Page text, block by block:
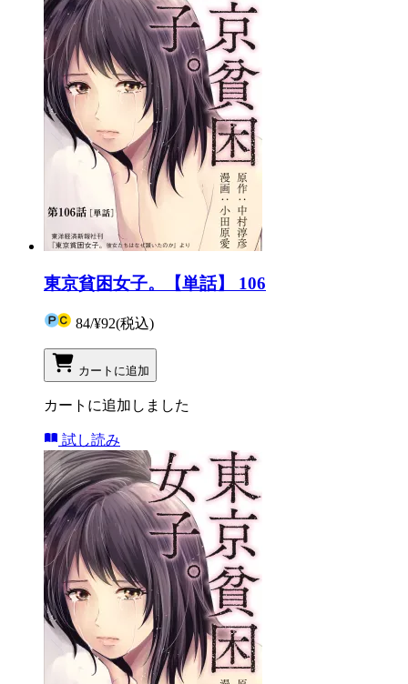
東京貧困女子。【単話】 106
84/¥92(税込)
カートに追加
カートに追加しました
試し読み